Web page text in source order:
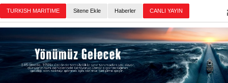
TURKISH MARITIME Sitene Ekle Haberler CANLI YAYIN